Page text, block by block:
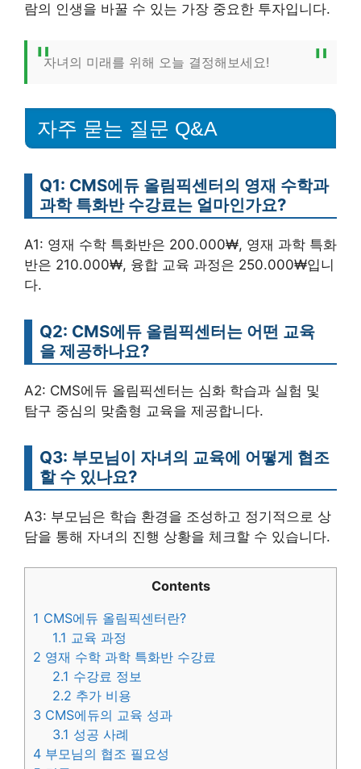
람의 인생을 바꿀 수 있는 가장 중요한 투자입니다.
자녀의 미래를 위해 오늘 결정해보세요!
자주 묻는 질문 Q&A
Q1: CMS에듀 올림픽센터의 영재 수학과
과학 특화반 수강료는 얼마인가요?
A1: 영재 수학 특화반은 200.000₩, 영재 과학 특화
반은 210.000₩, 융합 교육 과정은 250.000₩입니
다.
Q2: CMS에듀 올림픽센터는 어떤 교육
을 제공하나요?
A2: CMS에듀 올림픽센터는 심화 학습과 실험 및
탐구 중심의 맞춤형 교육을 제공합니다.
Q3: 부모님이 자녀의 교육에 어떻게 협조
할 수 있나요?
A3: 부모님은 학습 환경을 조성하고 정기적으로 상
담을 통해 자녀의 진행 상황을 체크할 수 있습니다.
Contents
1 CMS에듀 올림픽센터란?
1.1 교육 과정
2 영재 수학 과학 특화반 수강료
2.1 수강료 정보
2.2 추가 비용
3 CMS에듀의 교육 성과
3.1 성공 사례
4 부모님의 협조 필요성